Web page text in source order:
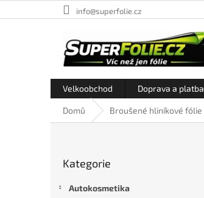
na
info@superfolie.cz
Velkoobchod Doprava a platba
Domů Broušené hliníkové fólie
kategorie
Kategorie
Autokosmetika